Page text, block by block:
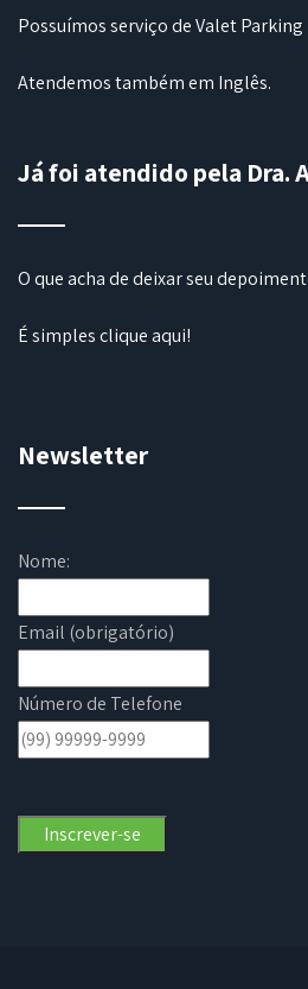
Possuímos serviço de Valet Parking
Atendemos também em Inglês.
Já foi atendido pela Dra.
O que acha de deixar seu
É simplesclique aqui!
Newsletter
Nome:
Email (obrigatório)
Número de Telefone